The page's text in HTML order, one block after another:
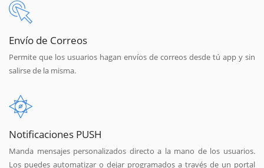
Envío de Correos
Permite que los usuarios hagan envíos de correos desde tú app y sin
salirse de la misma.
Notificaciones PUSH
Manda mensajes personalizados directo a la mano de los usuarios.
Los puedes automatizar o dejar programados a través de un portal